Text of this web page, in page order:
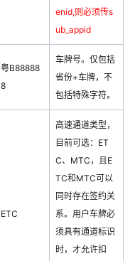
enid,则必须传s
ub_appid
粤B88888
8
车牌号。仅包括
省份+车牌，不
包括特殊字符。
ETC
高速通道类型，
目前可选：ET
C、MTC， 且E
TC和MTC可以
同时存在签约关
系。用户车牌必
须具有通道标识
时，才允许扣